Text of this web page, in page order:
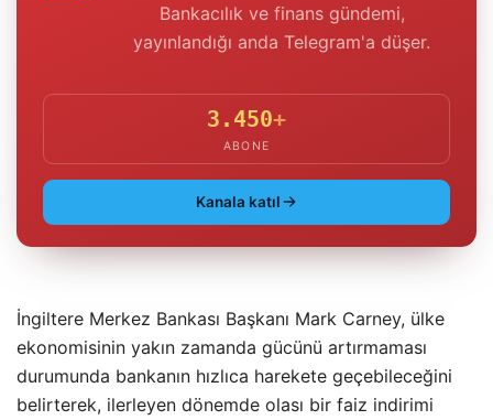
Bankacılık ve finans gündemi,
yayınlandığı anda Telegram'a düşer.
3.450+
ABONE
Kanala katıl
İngiltere Merkez Bankası Başkanı Mark Carney, ülke
ekonomisinin yakın zamanda gücünü artırmaması
durumunda bankanın hızlıca harekete geçebileceğini
belirterek, ilerleyen dönemde olası bir faiz indirimi